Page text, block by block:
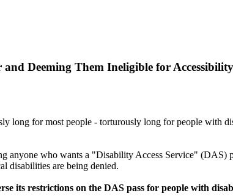
Deeming Them Ineligible for
long for most people - torturously long for people with
anyone who wants a "Disability Access Service" (DAS)
disabilities are being denied.
its restrictions on the DAS pass for people with